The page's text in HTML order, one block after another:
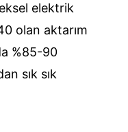
elektrik
olan aktarım
%85-90
sık sık